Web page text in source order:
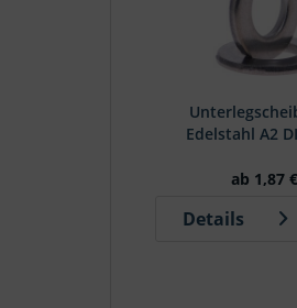
Edelstahl A2
ab 1,87
Details